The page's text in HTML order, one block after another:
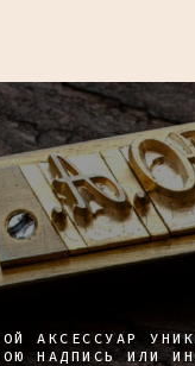
АКСЕССУАР
НАДПИСЬ ИЛИ